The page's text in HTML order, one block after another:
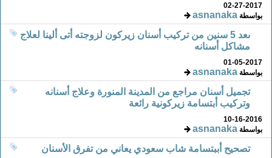
02-27-2017
بواسطةasnanaka
ىعد 5 سنين من تركيب أسنان زيركون لزوجته أتى ألينا لعلاج
مشاكل أسنانه
01-05-2017
بواسطةasnanaka
تجميل أسنان مراجع من المدينة المنورة وعلاج أسنانه
وتركيب أبتسامة زيركونية رائعة
10-16-2016
بواسطةasnanaka
تصحيح أببتسامة شاب سعودي يعاني من تفرق الأسنان